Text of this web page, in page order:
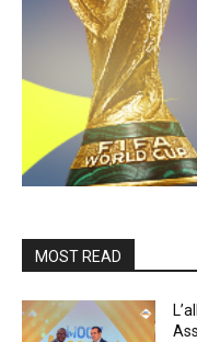
MOST READ